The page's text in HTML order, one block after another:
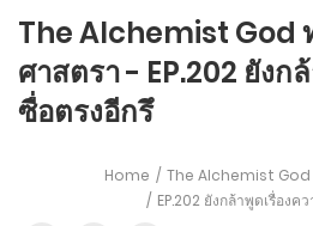
The Alchemist God
ศาสตรา - EP.202 ยังก
ซื่อตรงอีกรึ
Home
The Alchemist God
EP.202 ยังกล้าพูดเรื่องค